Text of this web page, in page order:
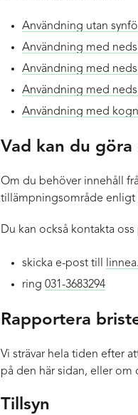
Användning utan
Användning med
Användning med
Användning med
Användning med
Vad kan du
Om du behöver innehåll
tillämpningsområde enligt
Du kan också kontakta
skicka e-post till
ring 031-3683294
Rapportera
Vi strävar hela tiden efter
på den här sidan, eller om
Tillsyn